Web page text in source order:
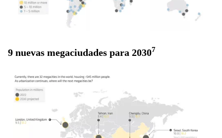
9 nuevas megaciudades para 20307